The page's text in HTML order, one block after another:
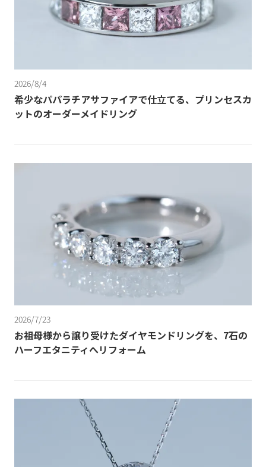
2026/8/4
希少なパパラチアサファイアで仕立てる、プリンセスカ
ットのオーダーメイドリング
2026/7/23
お祖母様から譲り受けたダイヤモンドリングを、7石の
ハーフエタニティへリフォーム